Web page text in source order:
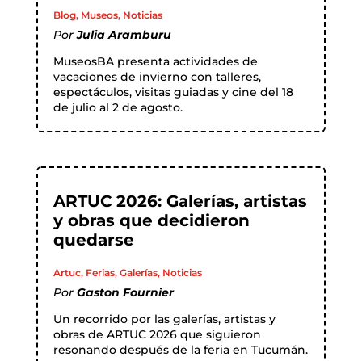
Blog, Museos, Noticias
PorJulia Aramburu
MuseosBA presenta actividades de
vacaciones de invierno con talleres,
espectáculos, visitas guiadas y cine del 18
de julio al 2 de agosto.
ARTUC 2026: Galerías, artistas
y obras que decidieron
quedarse
Artuc, Ferias, Galerías, Noticias
Por Gaston Fournier
Un recorrido por las galerías, artistas y
obras de ARTUC 2026 que siguieron
resonando después de la feria en Tucumán.